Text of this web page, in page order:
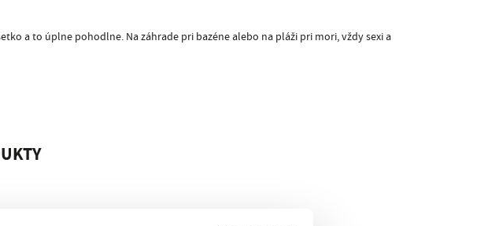
a to úplne pohodlne. Na záhrade pri bazéne alebo na pláži pri mori, vždy sexi a